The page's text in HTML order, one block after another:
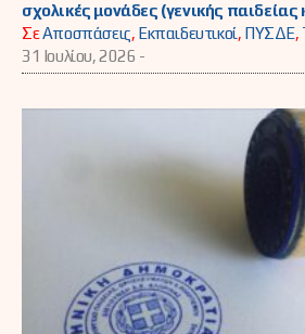
σχολικές μονάδες (γενικής παιδείας
ΣεΑποσπάσεις, Εκπαιδευτικοί, ΠΥΣΔΕ,
31 Ιουλίου, 2026 -